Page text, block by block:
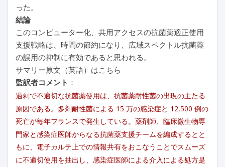
った。
結論
このコンピューター化、共用アクセスの抗菌薬適正使用
支援戦略は、時間の節約になり、広域スペクトル抗菌薬
の誤用の抑制に有効であると思われる。
サマリー原文（英語）はこちら
監訳者コメント ：
過剰で不適切な抗菌薬使用は、抗菌薬耐性菌の出現の主たる
原因である。多剤耐性菌による 15 万の感染症と 12,500 例の
死亡が毎年フランスで発生している。薬剤師、臨床微生物専
門家と感染症医師からなる抗菌薬支援チームを編成するとと
もに、電子カルテ上での情報共有をおこなうことでスムーズ
に不適切使用を抽出し、感染症医師による介入による処方是